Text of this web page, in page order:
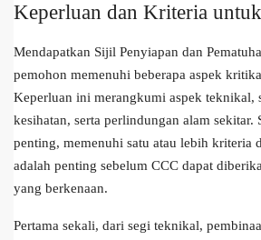
Keperluan dan Kriteria
Mendapatkan Sijil Penyiapan dan
pemohon memenuhi beberapa aspek
Keperluan ini merangkumi aspek teknikal,
kesihatan, serta perlindungan alam sekitar.
penting, memenuhi satu atau lebih kriteria
adalah penting sebelum CCC dapat
yang berkenaan.
Pertama sekali, dari segi teknikal,